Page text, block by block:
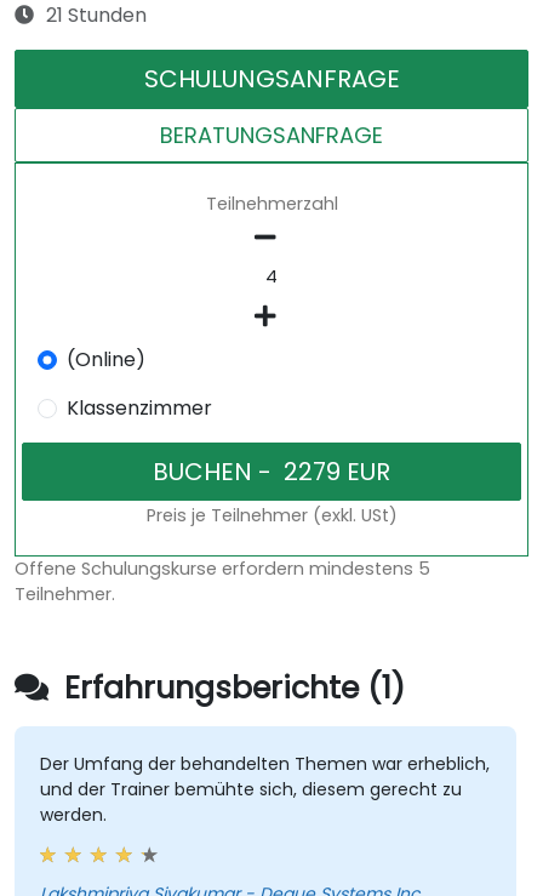
21 Stunden
SCHULUNGSANFRAGE
BERATUNGSANFRAGE
Teilnehmerzahl
(Online)
Klassenzimmer
Preis je Teilnehmer (exkl. USt)
Offene Schulungskurse erfordern mindestens 5
Teilnehmer.
Erfahrungsberichte (1)
Der Umfang der behandelten Themen war erheblich,
und der Trainer bemühte sich, diesem gerecht zu
werden.